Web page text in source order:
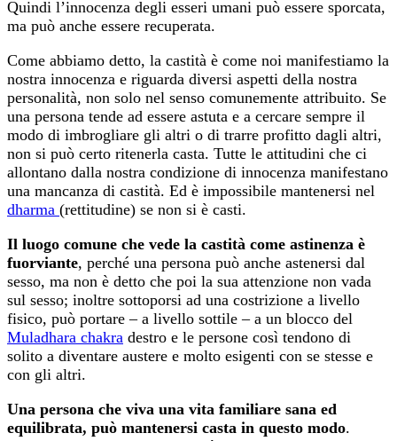
Quindi l’innocenza degli esseri umani può essere sporcata,
ma può anche essere recuperata.
Come abbiamo detto, la castità è come noi manifestiamo la
nostra innocenza e riguarda diversi aspetti della nostra
personalità, non solo nel senso comunemente attribuito. Se
una persona tende ad essere astuta e a cercare sempre il
modo di imbrogliare gli altri o di trarre profitto dagli altri,
non si può certo ritenerla casta. Tutte le attitudini che ci
allontano dalla nostra condizione di innocenza manifestano
una mancanza di castità. Ed è impossibile mantenersi nel
dharma (rettitudine) se non si è casti.
Il luogo comune che vede la castità come astinenza è
fuorviante, perché una persona può anche astenersi dal
sesso, ma non è detto che poi la sua attenzione non vada
sul sesso; inoltre sottoporsi ad una costrizione a livello
fisico, può portare – a livello sottile – a un blocco del
Muladhara chakra destro e le persone così tendono di
solito a diventare austere e molto esigenti con se stesse e
con gli altri.
Una persona che viva una vita familiare sana ed
equilibrata, può mantenersi casta in questo modo.